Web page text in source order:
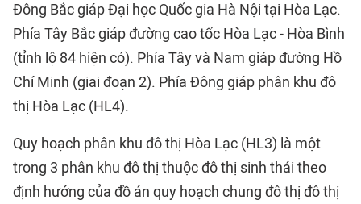
Đông Bắc giáp Đại học Quốc gia Hà Nội tại Hòa Lạc.
Phía Tây Bắc giáp đường cao tốc Hòa Lạc - Hòa Bình
(tỉnh lộ 84 hiện có). Phía Tây và Nam giáp đường Hồ
Chí Minh (giai đoạn 2). Phía Đông giáp phân khu đô
thị Hòa Lạc (HL4).
Quy hoạch phân khu đô thị Hòa Lạc (HL3) là một
trong 3 phân khu đô thị thuộc đô thị sinh thái theo
định hướng của đồ án quy hoạch chung đô thị đô thị